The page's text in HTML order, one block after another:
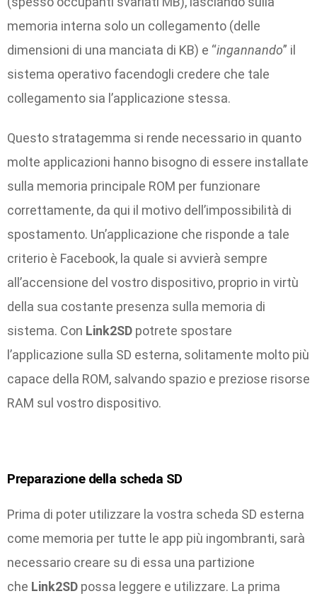
memoria interna solo un collegamento (delle
dimensioni di una manciata di KB) e “ingannando” il
sistema operativo facendogli credere che tale
collegamento sia l’applicazione stessa.
Questo stratagemma si rende necessario in quanto
molte applicazioni hanno bisogno di essere installate
sulla memoria principale ROM per funzionare
correttamente, da qui il motivo dell’impossibilità di
spostamento. Un’applicazione che risponde a tale
criterio è Facebook, la quale si avvierà sempre
all’accensione del vostro dispositivo, proprio in virtù
della sua costante presenza sulla memoria di
sistema. Con Link2SD potrete spostare
l’applicazione sulla SD esterna, solitamente molto più
capace della ROM, salvando spazio e preziose risorse
RAM sul vostro dispositivo.
Preparazione della scheda SD
Prima di poter utilizzare la vostra scheda SD esterna
come memoria per tutte le app più ingombranti, sarà
necessario creare su di essa una partizione
che Link2SD possa leggere e utilizzare. La prima